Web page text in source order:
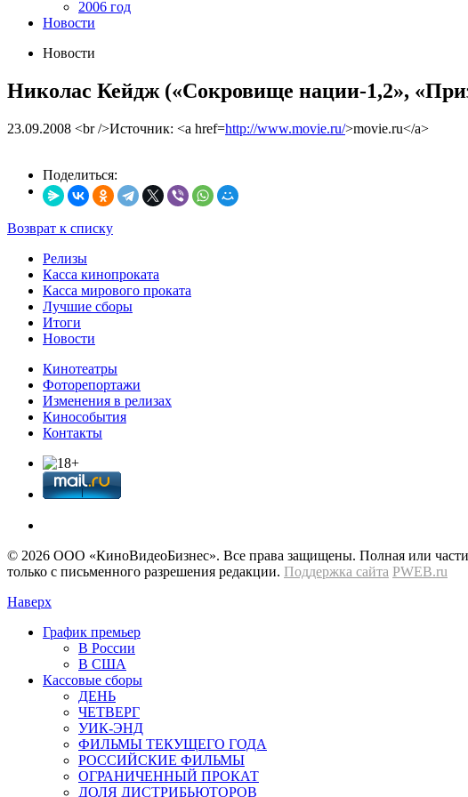
2006 год
Новости
Новости
Николас Кейдж («Сокровище нации-1,2»,
23.09.2008 <br />Источник: <a href=http://www.movie.ru/>movie.ru</a>
Поделиться:
Возврат к списку
Релизы
Касса кинопроката
Касса мирового проката
Лучшие сборы
Итоги
Новости
Кинотеатры
Фоторепортажи
Изменения в релизах
Кинособытия
Контакты
© 2026 OOО «КиноВидеоБизнес». Все права защищены. Полная или
только с письменного разрешения редакции. Поддержка сайта PWEB.ru
Наверх
График премьер
В России
В США
Кассовые сборы
ДЕНЬ
ЧЕТВЕРГ
УИК-ЭНД
ФИЛЬМЫ ТЕКУЩЕГО ГОДА
РОССИЙСКИЕ ФИЛЬМЫ
ОГРАНИЧЕННЫЙ ПРОКАТ
ДОЛЯ ДИСТРИБЬЮТОРОВ